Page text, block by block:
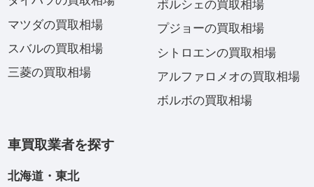
マツダの買取相場
スバルの買取相場
三菱の買取相場
ポルシェの買取相場
プジョーの買取相場
シトロエンの買取相場
アルファロメオの買取相場
ボルボの買取相場
車買取業者を探す
北海道・東北